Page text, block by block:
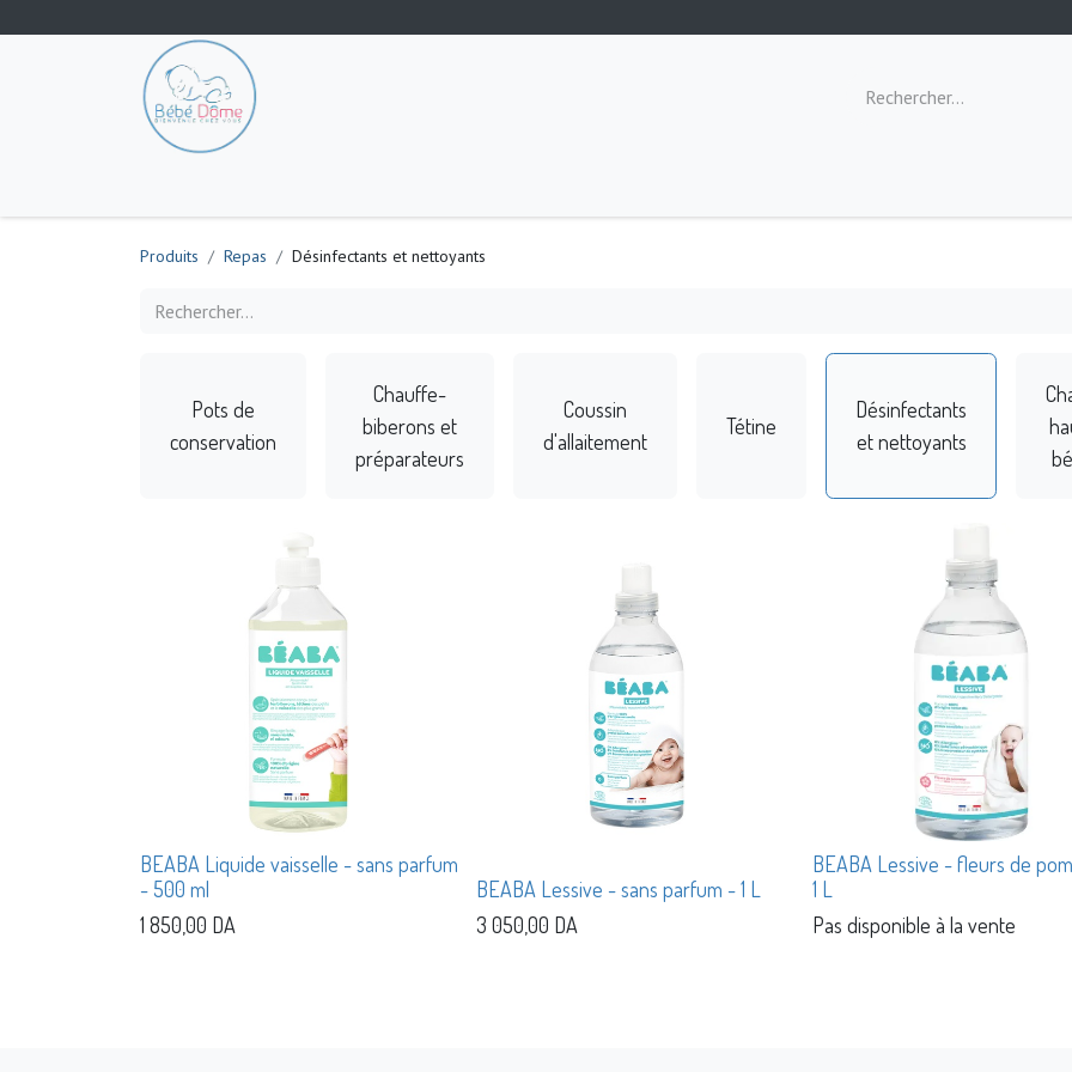
Produits Repas Désinfectants et nettoyants
Pots de
conservation
Chauffe-
biberons et
préparateurs
Coussin
d'allaitement
Tétine
Désinfectants
et nettoyants
BEABA Liquide vaisselle - sans parfum
- 500 ml
1 850,00 DA
BEABA Lessive - sans parfum - 1 L
3 050,00 DA
BEABA Lessive - fleurs de
1 L
Pas disponible à la vente